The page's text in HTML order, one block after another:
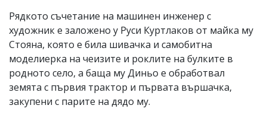
Рядкото съчетание на машинен инженер с
художник е заложено у Руси Куртлаков от майка му
Стояна, която е била шивачка и самобитна
моделиерка на чеизите и роклите на булките в
родното село, а баща му Диньо е обработвал
земята с първия трактор и първата вършачка,
закупени с парите на дядо му.